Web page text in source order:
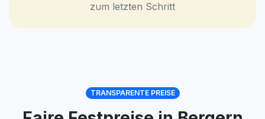
zum letzten Schritt
TRANSPARENTE PREISE